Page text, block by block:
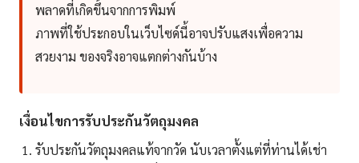
พลาดที่เกิดขึ้นจากการพิมพ์
ภาพที่ใช้ประกอบในเว็บไซด์นี้อาจปรับแสงเพื่อความ
สวยงาม ของจริงอาจแตกต่างกันบ้าง
เงื่อนไขการรับประกันวัตถุมงคล
รับประกันวัตถุมงคลแท้จากวัด นับเวลาตั้งแต่ที่ท่านได้เช่า